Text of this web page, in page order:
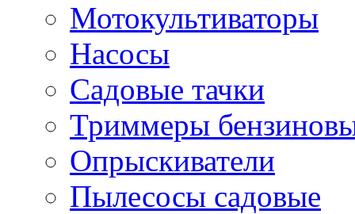
Мотокультиваторы
Насосы
Садовые тачки
Триммеры
Опрыскиватели
Пылесосы садовые